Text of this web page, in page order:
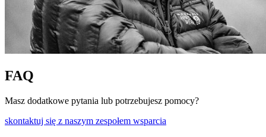
FAQ
Masz dodatkowe pytania lub potrzebujesz pomocy?
skontaktuj się z naszym zespołem wsparcia